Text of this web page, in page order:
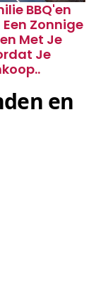
BBQ'en
Zonnige
Met Je
Je
en